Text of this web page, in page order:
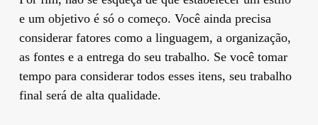
e um objetivo é só o começo. Você ainda precisa
considerar fatores como a linguagem, a organização,
as fontes e a entrega do seu trabalho. Se você tomar
tempo para considerar todos esses itens, seu trabalho
final será de alta qualidade.